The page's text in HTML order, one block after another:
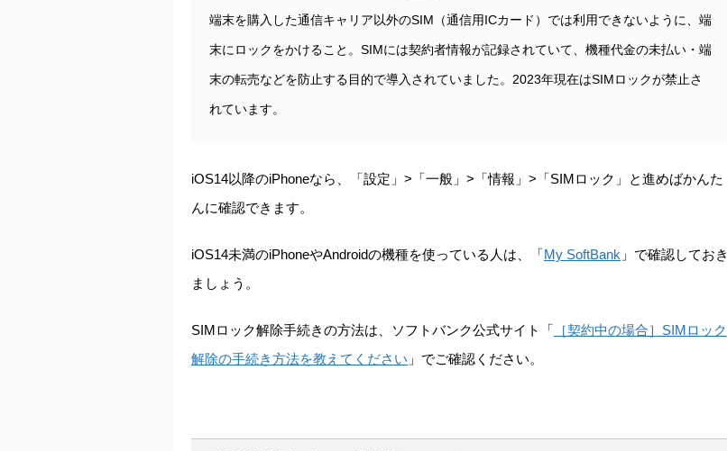
端末を購入した通信キャリア以外のSIM（通信用ICカード）では利用できないように、端
末にロックをかけること。SIMには契約者情報が記録されていて、機種代金の未払い・端
末の転売などを防止する目的で導入されていました。2023年現在はSIMロックが禁止さ
れています。
iOS14以降のiPhoneなら、「設定」>「一般」>「情報」>「SIMロック」と進めばかんた
んに確認できます。
iOS14未満のiPhoneやAndroidの機種を使っている人は、「My SoftBank 」で確認しておき
ましょう。
SIMロック解除手続きの方法は、ソフトバンク公式サイト「 ［契約中の場合］SIMロック
解除の手続き方法を教えてください 」でご確認ください。